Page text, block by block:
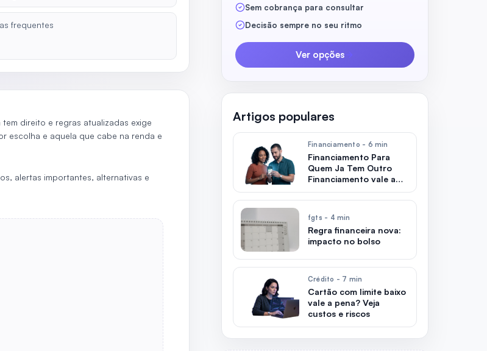
frequentes
direito e regras atualizadas exige
escolha e aquela que cabe na renda e
alertas importantes, alternativas e
Sem cobrança para consultar
Decisão sempre no seu ritmo
Ver opções
Artigos populares
Financiamento - 6 min
Financiamento Para
Quem Ja Tem Outro
Financiamento vale a
pena?
fgts - 4 min
Regra financeira nova:
impacto no bolso
Crédito - 7 min
Cartão com limite baixo
vale a pena? Veja
custos e riscos